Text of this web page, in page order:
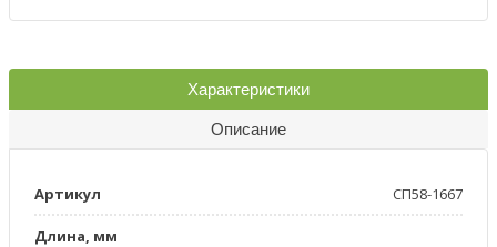
Характеристики
Описание
Артикул СП58-1667
Длина, мм